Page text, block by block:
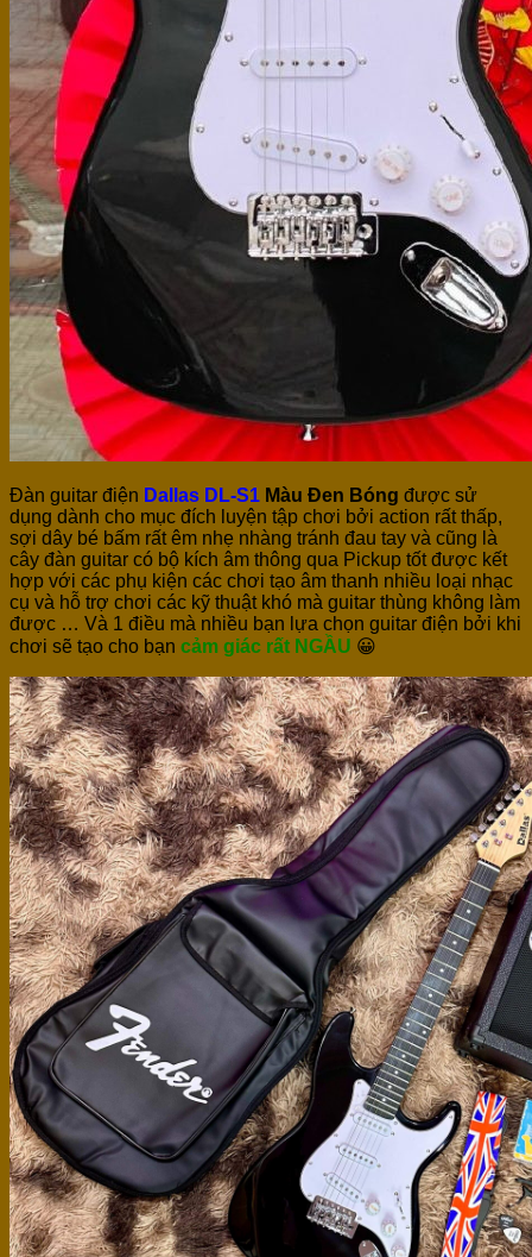
Đàn guitar điện Dallas DL-S1 Màu Đen Bóng được sử
dụng dành cho mục đích luyện tập chơi bởi action rất thấp,
sợi dây bé bấm rất êm nhẹ nhàng tránh đau tay và cũng là
cây đàn guitar có bộ kích âm thông qua Pickup tốt được kết
hợp với các phụ kiện các chơi tạo âm thanh nhiều loại nhạc
cụ và hỗ trợ chơi các kỹ thuật khó mà guitar thùng không làm
được … Và 1 điều mà nhiều bạn lựa chọn guitar điện bởi khi
chơi sẽ tạo cho bạn cảm giác rất NGẦU 😀